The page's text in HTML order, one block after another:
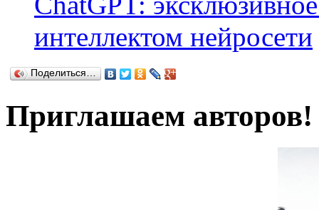
интеллектом нейросети
Поделиться…
Приглашаем авторов!